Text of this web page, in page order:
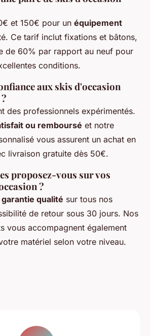
et 150€ pour un équipement
Ce tarif inclut fixations et bâtons,
de 60% par rapport au neuf pour
conditions.
aux skis d'occasion
des professionnels expérimentés.
ou remboursé et notre
vous assurent un achat en
livraison gratuite dès 50€.
proposez-vous sur vos
?
garantie qualité sur tous nos
de retour sous 30 jours. Nos
vous accompagnent également
matériel selon votre niveau.